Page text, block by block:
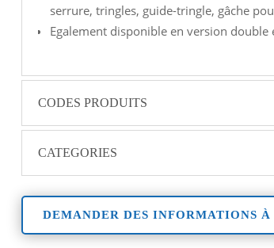
serrure, tringles, guide-tringle, gâche
Egalement disponible en version
CODES PRODUITS
CATEGORIES
DEMANDER DES INFORMATIONS